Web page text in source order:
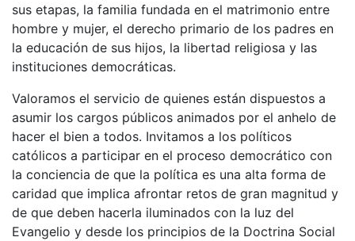
sus etapas, la familia fundada en el matrimonio entre
hombre y mujer, el derecho primario de los padres en
la educación de sus hijos, la libertad religiosa y las
instituciones democráticas.
Valoramos el servicio de quienes están dispuestos a
asumir los cargos públicos animados por el anhelo de
hacer el bien a todos. Invitamos a los políticos
católicos a participar en el proceso democrático con
la conciencia de que la política es una alta forma de
caridad que implica afrontar retos de gran magnitud y
de que deben hacerla iluminados con la luz del
Evangelio y desde los principios de la Doctrina Social